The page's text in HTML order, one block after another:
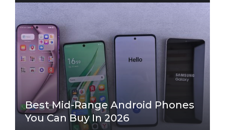
Best Mid-Range Android Phones
You Can Buy In 2026